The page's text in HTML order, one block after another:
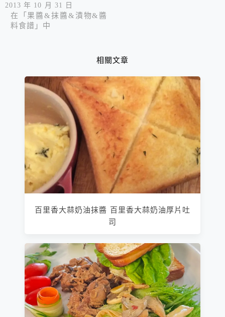
2013 年 10 月 31 日
在「果醬&抹醬&漬物&醬
料食譜」中
相關文章
百里香大蒜奶油抹醬 百里香大蒜奶油厚片吐
司